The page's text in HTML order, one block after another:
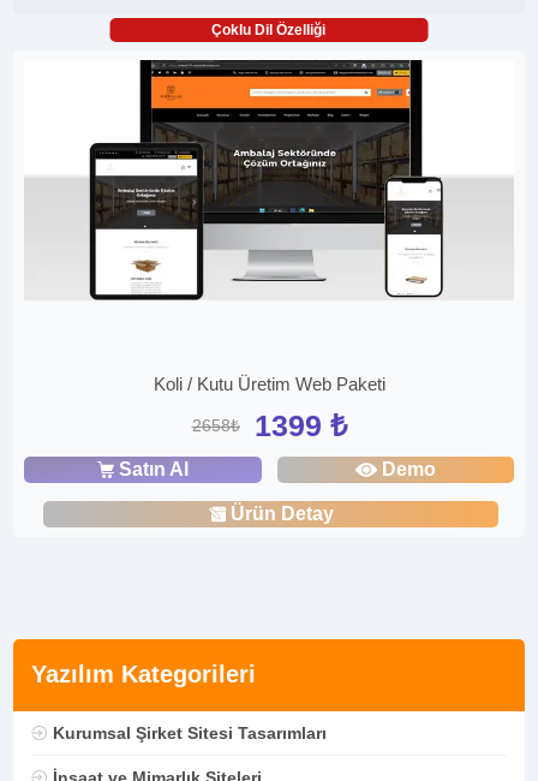
Yazılım Kategorileri
Kurumsal Şirket Sitesi Tasarımları
İnşaat ve Mimarlık Siteleri
Çoklu Dil Özelliği
Koli / Kutu Üretim Web Paketi
2658₺ 1399 ₺
Satın Al Demo
Ürün Detay